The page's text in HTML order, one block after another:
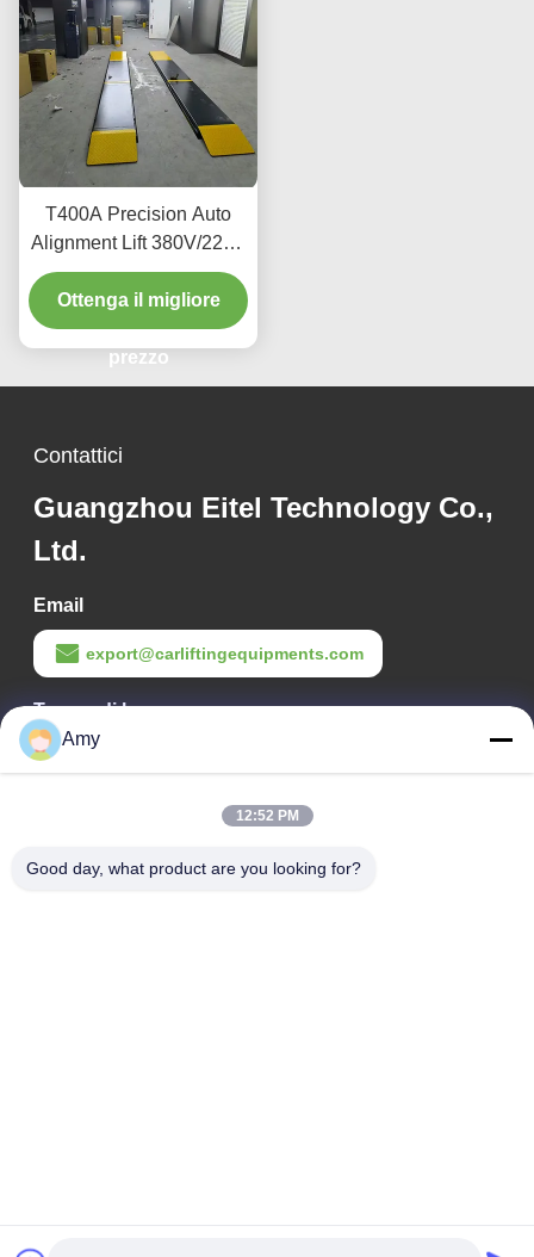
T400A Precision Auto
Alignment Lift 380V/220V
con design a basso
profilo
Ottenga il migliore
prezzo
Contattici
Guangzhou Eitel Technology Co.,
Ltd.
Email
export@carliftingequipments.com
Tempo di lavoro
09:00-18:00
Strada nazionale 106, distretto di Huadu, città di Guangzhou
Amy
12:52 PM
Good day, what product are you looking for?